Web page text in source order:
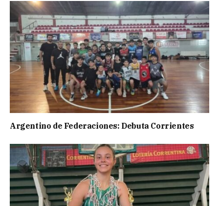
Argentino de Federaciones: Debuta Corrientes